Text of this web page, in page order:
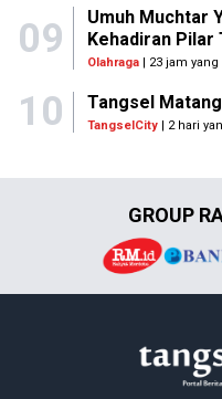
09
Umuh Muchtar
Kehadiran Pilar
Olahraga| 23 jam yang
10 Tangsel
TangselCity | 2 hari
GROUP